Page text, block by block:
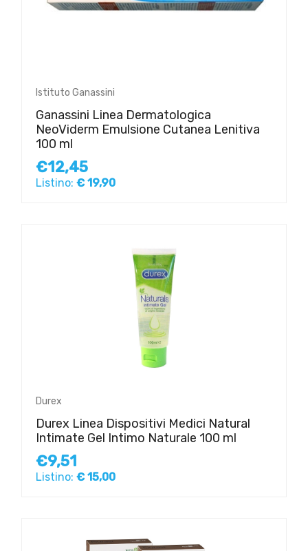
Istituto Ganassini
Ganassini Linea Dermatologica
NeoViderm Emulsione Cutanea Lenitiva
100 ml
€12,45
Listino: € 19,90
Durex
Durex Linea Dispositivi Medici Natural
Intimate Gel Intimo Naturale 100 ml
€9,51
Listino: € 15,00